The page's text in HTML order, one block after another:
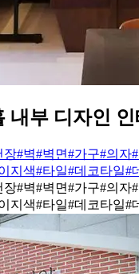
내부 디자인
장#벽#벽면#가구#의자
지색#타일#데코타일#
장#벽#벽면#가구#의자
지색#타일#데코타일#